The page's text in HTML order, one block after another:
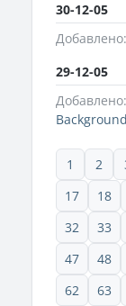
30-12-05
Добавлено:
29-12-05
Добавлено:
1 2
17
18
32
33
47
48
62
63